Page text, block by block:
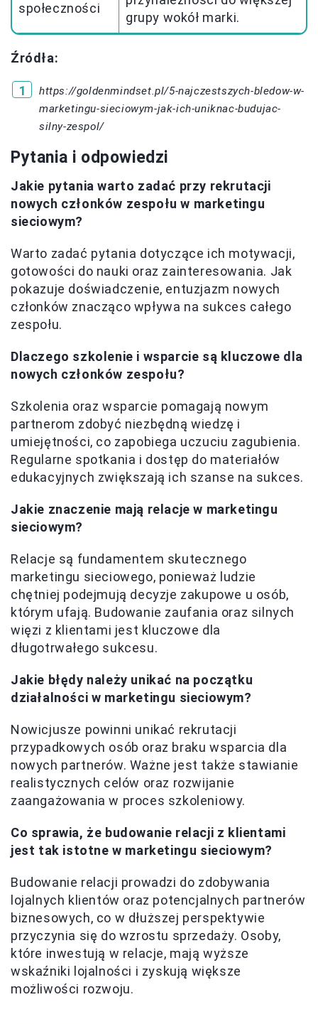
społeczności
grupy wokół marki.
Źródła:
https://goldenmindset.pl/5-najczestszych-bledow-w-
marketingu-sieciowym-jak-ich-uniknac-budujac-
silny-zespol/
Pytania i odpowiedzi
Jakie pytania warto zadać przy rekrutacji
nowych członków zespołu w marketingu
sieciowym?
Warto zadać pytania dotyczące ich motywacji,
gotowości do nauki oraz zainteresowania. Jak
pokazuje doświadczenie, entuzjazm nowych
członków znacząco wpływa na sukces całego
zespołu.
Dlaczego szkolenie i wsparcie są kluczowe dla
nowych członków zespołu?
Szkolenia oraz wsparcie pomagają nowym
partnerom zdobyć niezbędną wiedzę i
umiejętności, co zapobiega uczuciu zagubienia.
Regularne spotkania i dostęp do materiałów
edukacyjnych zwiększają ich szanse na sukces.
Jakie znaczenie mają relacje w marketingu
sieciowym?
Relacje są fundamentem skutecznego
marketingu sieciowego, ponieważ ludzie
chętniej podejmują decyzje zakupowe u osób,
którym ufają. Budowanie zaufania oraz silnych
więzi z klientami jest kluczowe dla
długotrwałego sukcesu.
Jakie błędy należy unikać na początku
działalności w marketingu sieciowym?
Nowicjusze powinni unikać rekrutacji
przypadkowych osób oraz braku wsparcia dla
nowych partnerów. Ważne jest także stawianie
realistycznych celów oraz rozwijanie
zaangażowania w proces szkoleniowy.
Co sprawia, że budowanie relacji z klientami
jest tak istotne w marketingu sieciowym?
Budowanie relacji prowadzi do zdobywania
lojalnych klientów oraz potencjalnych partnerów
biznesowych, co w dłuższej perspektywie
przyczynia się do wzrostu sprzedaży. Osoby,
które inwestują w relacje, mają wyższe
wskaźniki lojalności i zyskują większe
możliwości rozwoju.